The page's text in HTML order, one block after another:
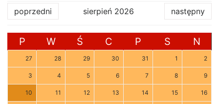
poprzedni sierpień 2026 następny
P W Ś C P S N
27 28 29 30 31 1 2
3 4 5 6 7 8 9
10 11 12 13 14 15 16